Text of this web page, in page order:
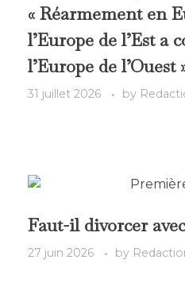
« Réarmement en
l’Europe de l’Est a
l’Europe de l’Ouest
31 juillet 2026 by
Faut-il divorcer
27 juin 2026 by